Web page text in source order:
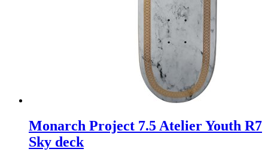
Monarch Project 7.5 Atelier Youth R7
Sky deck